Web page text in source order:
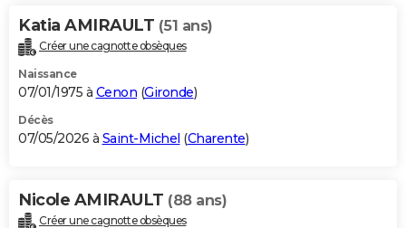
Carte de Noël
Carte Bonne année
Carte Saint-Valentin
Carte Pâques
Carte d'anniversaire
DICTIONNAIRE
Dictionnaire
Biographies
Citations
Expressions
Proverbes
PROGRAMME TV
S'inscrire
Se connecter
Lycées
Collèges
Primaires
Universités
Entreprises
Service militaire
Avis de recherche
AVIS DE DÉCÈS
Bricolage
Lifestyle
Culture
Sport
Auto
Television
Voyage
Cinema
Katia AMIRAULT (51 ans)
Créer une cagnotte obsèques
Naissance
07/01/1975 à Cenon (Gironde)
Décès
07/05/2026 à Saint-Michel (Charente)
Nicole AMIRAULT (88 ans)
Créer une cagnotte obsèques